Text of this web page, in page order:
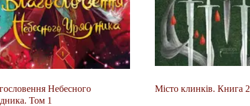
Небесного
Том 1
Місто клинків. Книга 2